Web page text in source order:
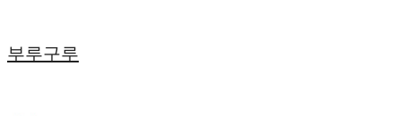
부루구루